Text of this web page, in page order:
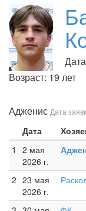
Возраст: 19 лет
Адженис Дата
Дата
1
2 мая
2026 г.
2 23 мая
2026 г.